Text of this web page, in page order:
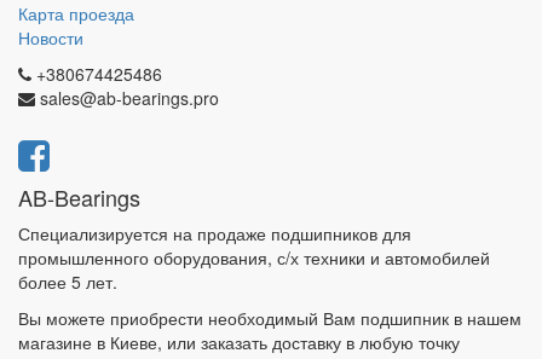
Карта проезда
Новости
+380674425486
sales@ab-bearings.pro
AB-Bearings
Специализируется на продаже подшипников для
промышленного оборудования, с/х техники и автомобилей
более 5 лет.
Вы можете приобрести необходимый Вам подшипник в нашем
магазине в Киеве, или заказать доставку в любую точку